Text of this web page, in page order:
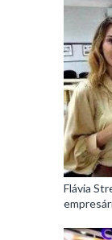
Flávia